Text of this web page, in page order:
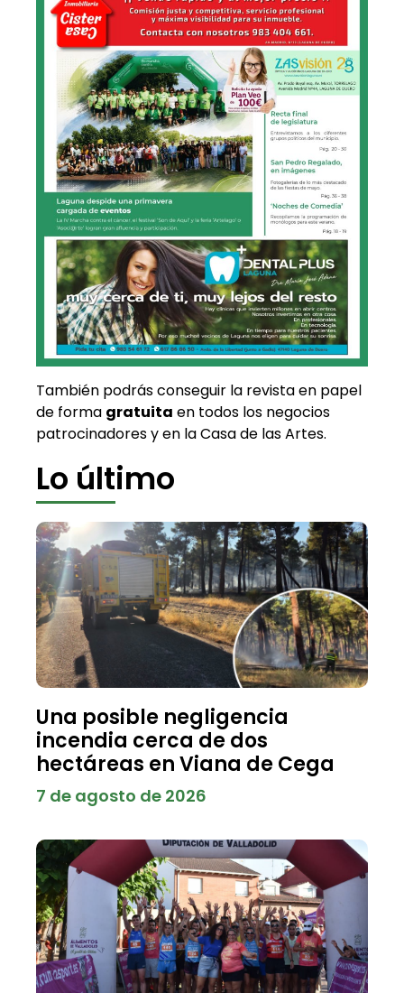
También podrás conseguir la revista en papel
de forma gratuita en todos los negocios
patrocinadores y en la Casa de las Artes.
Lo último
Una posible negligencia
incendia cerca de dos
hectáreas en Viana de Cega
7 de agosto de 2026